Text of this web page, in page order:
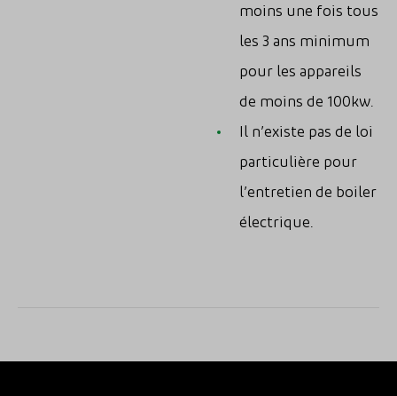
moins une fois tous
les 3 ans minimum
pour les appareils
de moins de 100kw.
Il n’existe pas de loi
particulière pour
l’entretien de boiler
électrique.